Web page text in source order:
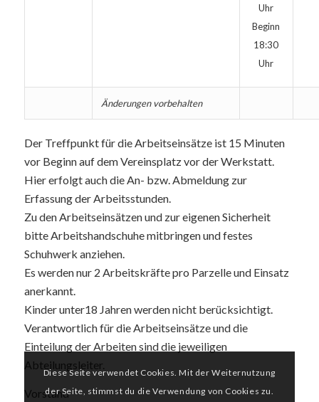
Uhr
Beginn
18:30
Uhr
Änderungen vorbehalten
Der Treffpunkt für die Arbeitseinsätze ist 15 Minuten
vor Beginn auf dem Vereinsplatz vor der Werkstatt.
Hier erfolgt auch die An- bzw. Abmeldung zur
Erfassung der Arbeitsstunden.
Zu den Arbeitseinsätzen und zur eigenen Sicherheit
bitte Arbeitshandschuhe mitbringen und festes
Schuhwerk anziehen.
Es werden nur 2 Arbeitskräfte pro Parzelle und Einsatz
anerkannt.
Kinder unter18 Jahren werden nicht berücksichtigt.
Verantwortlich für die Arbeitseinsätze und die
Einteilung der Arbeiten sind die jeweiligen
Abteilungsleiter.
Vorstand
Diese Seite verwendet Cookies. Mit der Weiternutzung
der Seite, stimmst du die Verwendung von Cookies zu.